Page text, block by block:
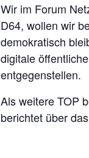
Wir im Forum
D64, wollen wir
demokratisch
digitale
entgegenstellen.
Als weitere TOP
berichtet über